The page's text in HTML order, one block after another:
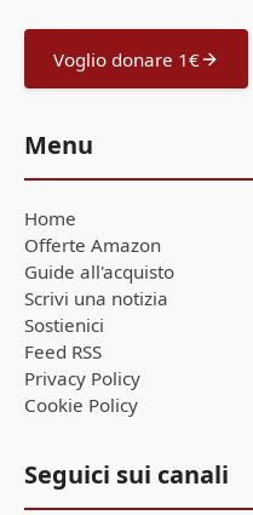
Voglio donare 1€
Menu
Home
Offerte Amazon
Guide all'acquisto
Scrivi una notizia
Sostienici
Feed RSS
Privacy Policy
Cookie Policy
Seguici sui canali